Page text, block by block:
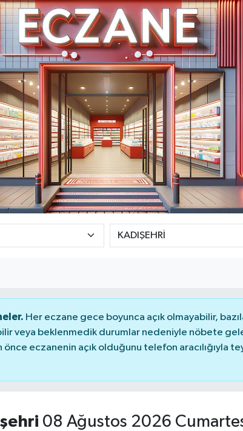
Her eczane gece boyunca açık olmayabilir,
veya beklenmedik durumlar nedeniyle nöbete
önce eczanenin açık olduğunu telefon aracılığıyla
08 Ağustos 2026